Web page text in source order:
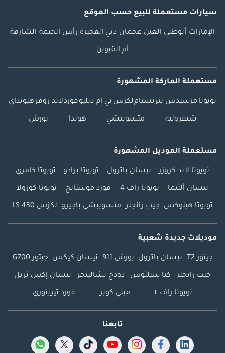
سيارات مستعملة للبيع حسب الموقع
الإمارات أبوظبي العين عجمان دبي الفجيرة رأس الخيمة الشارقة
أم القيوين
مستعملة الماركة المشهورة
تويوتا مرسيدس بنزنسياملكزس بي ام دبليوفوردلاند روفرهيونداي
شيفروليه متسوبيشي هوندا بورش
مستعملة الموديل المشهورة
تويوتا لاند كروزر نيسان باترول تويوتا برادو تويوتا كامري
نيسان ألتيما تويوتا راف 4 فورد موستانج تويوتا كورولا
تويوتا هيلوكس جيب رانجلر متسوبيشي باجيرو لكزس LS 430
موديلات جديدة شعبية
جيتور T2 نيسان باترول بورش 911 نيسان كيكس جيتور G700
جيب رانجلر كيا سيلتوس دودج تشالينجر نيسان إكس تريل
تويوتا راف ٤ ميني كوبر فورد تيريتوري
تابعنا